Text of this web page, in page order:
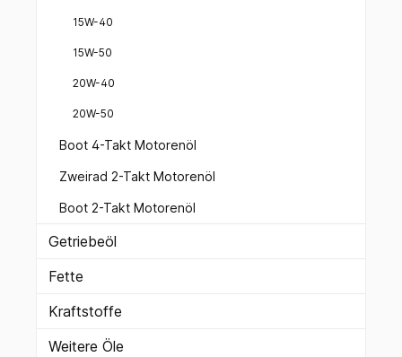
15W-40
15W-50
20W-40
20W-50
Boot 4-Takt Motorenöl
Zweirad 2-Takt Motorenöl
Boot 2-Takt Motorenöl
Getriebeöl
Fette
Kraftstoffe
Weitere Öle